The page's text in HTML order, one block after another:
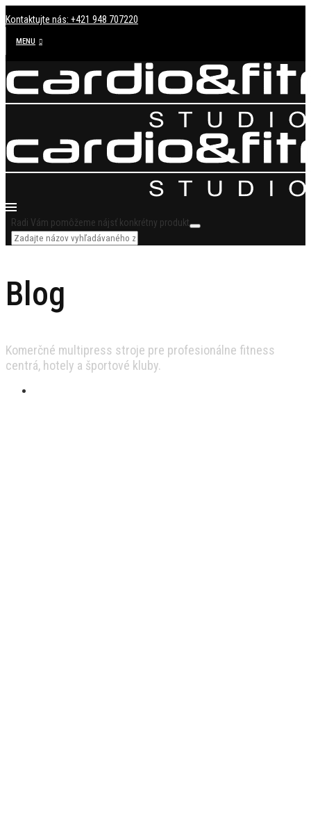
Kontaktujte nás: +421 948 707220
MENU
Radi Vám pomôžeme nájsť konkrétny produkt
Blog
Komerčné multipress stroje pre profesionálne fitness
centrá, hotely a športové kluby.